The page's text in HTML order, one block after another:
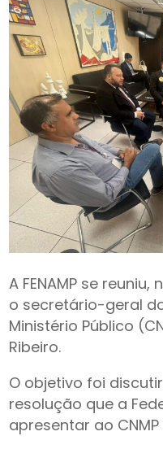
A FENAMP se
o secretário-geral
Ministério Público
Ribeiro.
O objetivo foi
resolução que a
apresentar ao